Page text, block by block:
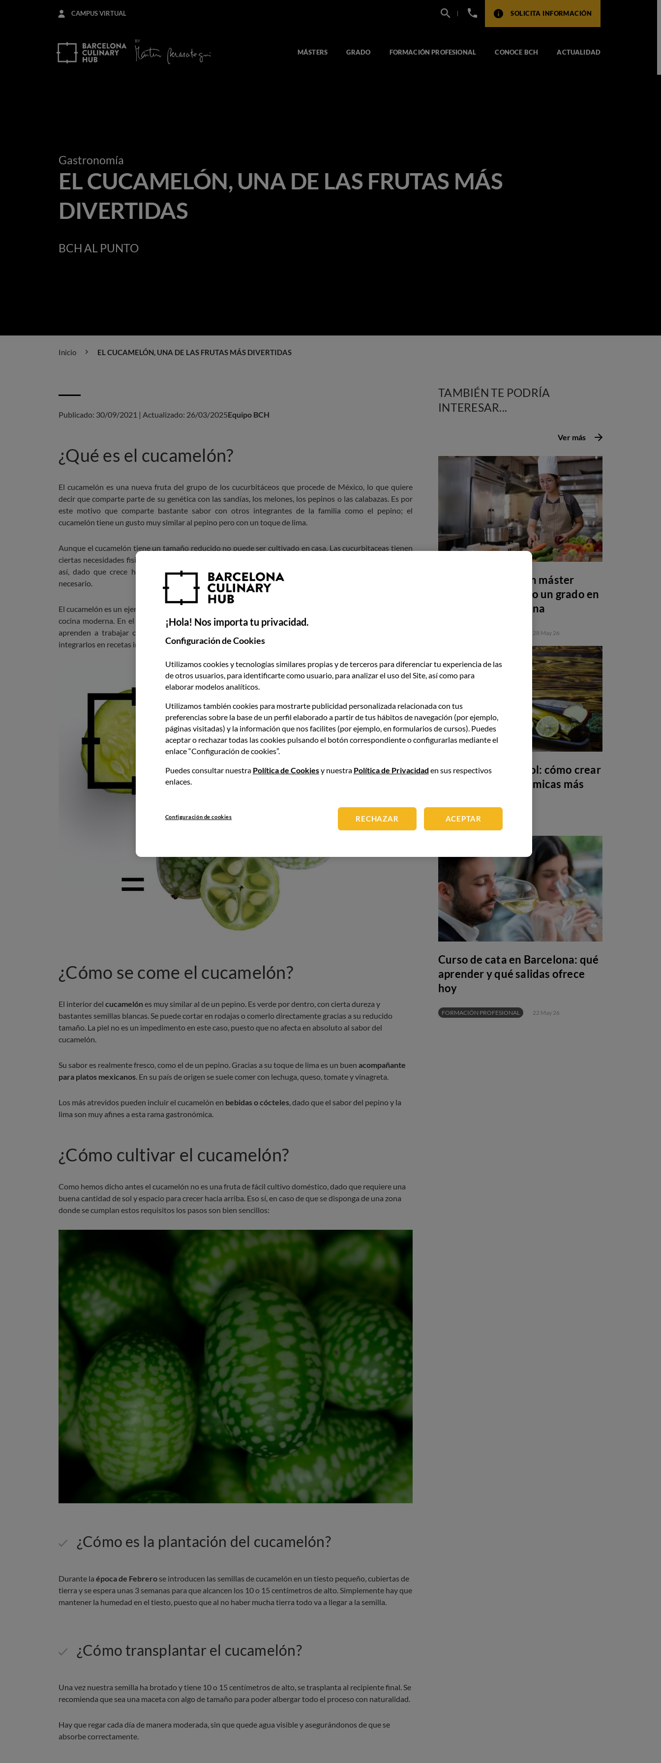
CAMPUS VIRTUAL
+34
SOLICITA INFORMACIÓN
MÁSTERS GRADO FORMACIÓN PROFESIONAL CONOCE BCH ACTUALIDAD
Gastronomía
EL CUCAMELÓN, UNA DE LAS FRUTAS MÁS
DIVERTIDAS
BCH AL PUNTO
Inicio EL CUCAMELÓN, UNA DE LAS FRUTAS MÁS DIVERTIDAS
Publicado: 30/09/2021 | Actualizado: 26/03/2025Equipo BCH
¿Qué es el cucamelón?
El cucamelón es una nueva fruta del grupo de los cucurbitáceos que procede de México, lo que quiere
decir que comparte parte de su genética con las sandías, los melones, los pepinos o las calabazas. Es por
este motivo que comparte bastante sabor con otros integrantes de la familia como el pepino; el
cucamelón tiene un gusto muy similar al pepino pero con un toque de lima.
Aunque el cucamelón tiene un tamaño reducido no puede ser cultivado en casa. Las cucurbitaceas tienen
ciertas necesidades fisiológicas para crecer y desarrollarse con normalidad, como recibir sol directo. Aún
así, dado que crece hacia arriba, puede ser cultivado en zonas pequeñas siempre que reciba el sol
necesario.
El cucamelón es un ejemplo perfecto de cómo ingredientes poco convencionales pueden aportar valor a la
cocina moderna. En el
Máster en Producto y Creatividad Gastronómica Sostenible
aprenden a trabajar con productos locales, exóticos y de temporada, explorando nuevas formas de
integrarlos en recetas innovadoras y sostenibles.
¿Cómo se come el cucamelón?
El interior del cucamelón es muy similar al de un pepino. Es verde por dentro, con cierta dureza y
bastantes semillas blancas. Se puede cortar en rodajas o comerlo directamente gracias a su reducido
tamaño. La piel no es un impedimento en este caso, puesto que no afecta en absoluto al sabor del
cucamelón.
Su sabor es realmente fresco, como el de un pepino. Gracias a su toque de lima es un buen acompañante
para platos mexicanos. En su país de origen se suele comer con lechuga, queso, tomate y vinagreta.
Los más atrevidos pueden incluir el cucamelón en bebidas o cócteles, dado que el sabor del pepino y la
lima son muy afines a esta rama gastronómica.
¿Cómo cultivar el cucamelón?
Como hemos dicho antes el cucamelón no es una fruta de fácil cultivo doméstico, dado que requiere una
buena cantidad de sol y espacio para crecer hacia arriba. Eso sí, en caso de que se disponga de una zona
donde se cumplan estos requisitos los pasos son bien sencillos:
¿Cómo es la plantación del cucamelón?
Durante la época de Febrero se introducen las semillas de cucamelón en un tiesto pequeño, cubiertas de
tierra y se espera unas 3 semanas para que alcancen los 10 o 15 centímetros de alto. Simplemente hay que
mantener la humedad en el tiesto, puesto que al no haber mucha tierra todo va a llegar a la semilla.
¿Cómo transplantar el cucamelón?
Una vez nuestra semilla ha brotado y tiene 10 o 15 centímetros de alto, se trasplanta al recipiente final. Se
recomienda que sea una maceta con algo de tamaño para poder albergar todo el proceso con naturalidad.
Hay que regar cada día de manera moderada, sin que quede agua visible y asegurándonos de que se
absorbe correctamente.
TAMBIÉN TE PODRÍA
INTERESAR...
Por qué estudiar un máster
después de una FP o un grado en
gastronomía y cocina
28 May 26
Maridaje sin alcohol: cómo crear
armonías gastronómicas más
GASTRONOMÍA
Curso de cata en Barcelona: qué
aprender y qué salidas ofrece
hoy
FORMACIÓN PROFESIONAL 22 May 26
Ver más
¡Hola! Nos importa tu privacidad.
Configuración de Cookies
Utilizamos cookies y tecnologías similares propias y de terceros para diferenciar tu experiencia de las
de otros usuarios, para identificarte como usuario, para analizar el uso del Site, así como para
elaborar modelos analíticos.
Utilizamos también cookies para mostrarte publicidad personalizada relacionada con tus
preferencias sobre la base de un perfil elaborado a partir de tus hábitos de navegación (por ejemplo,
páginas visitadas) y la información que nos facilites (por ejemplo, en formularios de cursos). Puedes
aceptar o rechazar todas las cookies pulsando el botón correspondiente o configurarlas mediante el
enlace “Configuración de cookies”.
Puedes consultar nuestra Política de Cookiesy nuestra Política de Privacidad en sus respectivos
enlaces.
Configuración de cookies RECHAZAR ACEPTAR